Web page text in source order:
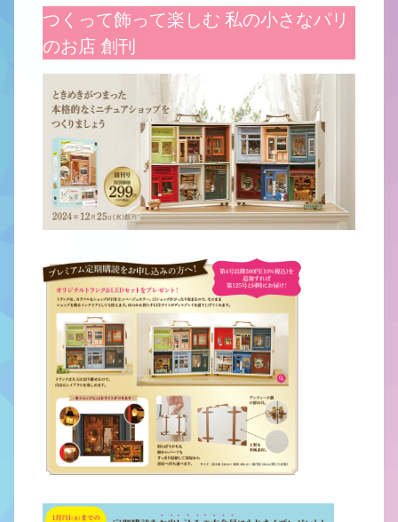
つくって飾って楽しむ 私の小さなパリ
のお店 創刊